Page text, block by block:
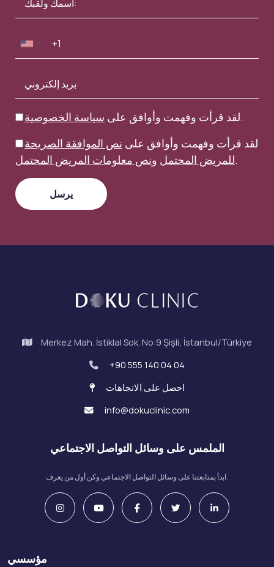
لقد قرأت وفهمت وأوافق على سياسة الخصوصية
.
لقد قرأت وفهمت وأوافق على نص الموافقة الصريحة
للمريض المحتمل ونص معلومات المريض المحتمل .
Merkez Mah. İstiklal Sok. No:9 Şişli, İstanbul/Türkiye
+90 555 140 04 04
احصل على الاتجاهات
info@dokuclinic.com
الملمس على وسائل التواصل الاجتماعي
ابدأ بمتابعتنا على وسائل التواصل الاجتماعي وكن أول من يعرف.
مؤسسي